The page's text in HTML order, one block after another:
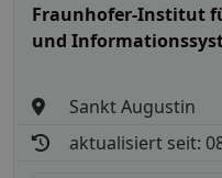
Fraunhofer-Institut
und
Sankt Augustin
aktualisiert seit: